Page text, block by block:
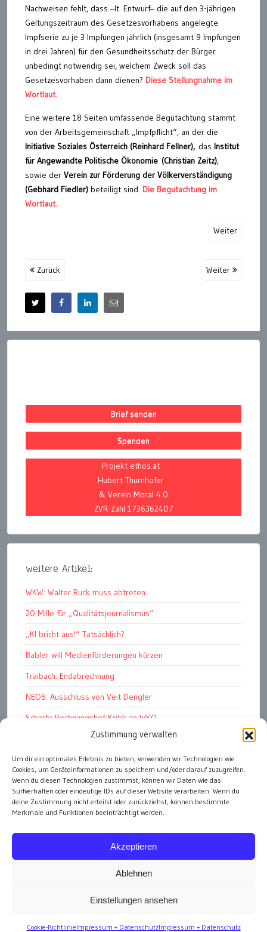
Zustimmung verwalten
Um dir ein optimales Erlebnis zu bieten, verwenden wir Technologien wie
Cookies, um Geräteinformationen zu speichern und/oder darauf zuzugreifen.
Wenn du diesen Technologien zustimmst, können wir Daten wie das
Surfverhalten oder eindeutige IDs auf dieser Website verarbeiten. Wenn du
deine Zustimmung nicht erteilst oder zurückziehst, können bestimmte
Merkmale und Funktionen beeinträchtigt werden.
Akzeptieren
Ablehnen
Einstellungen ansehen
Cookie-RichtlinieImpressum + DatenschutzImpressum + Datenschutz
Nachweisen fehlt, dass –lt. Entwurf– die auf den 3-jährigen
Geltungszeitraum des Gesetzesvorhabens angelegte
Impfserie zu je 3 Impfungen jährlich (insgesamt 9 Impfungen
in drei Jahren) für den Gesundheitsschutz der Bürger
unbedingt notwendig sei, welchem Zweck soll das
Gesetzesvorhaben dann dienen? Diese Stellungnahme im
Wortlaut.
Eine weitere 18 Seiten umfassende Begutachtung stammt
von der Arbeitsgemeinschaft „Impfpflicht“, an der die
Initiative Soziales Österreich (Reinhard Fellner), das Institut
für Angewandte Politische Ökonomie (Christian Zeitz),
sowie der Verein zur Förderung der Völkerverständigung
(Gebhard Fiedler) beteiligt sind. Die Begutachtung im
Wortlaut.
Weiter
Zurück Weiter
Brief senden
Spenden
Projekt ethos.at
Hubert Thurnhofer
& Verein Moral 4.0
ZVR-Zahl 1736362407
weitere Artikel:
WKW: Walter Ruck muss abtreten
20 Mille für „Qualitätsjournalismus“
„KI bricht aus!“ Tatsächlich?
Babler will Medienförderungen kürzen
Traibach: Endabrechnung
NEOS: Ausschluss von Veit Dengler
Scharfe Rechnungshof-Kritik an WKO
Pelletspreise steigen massiv
Werbemüll: unüberbietbar
Graz Stadt der HerzensbrecherInnen
alle Artikel
Impressum